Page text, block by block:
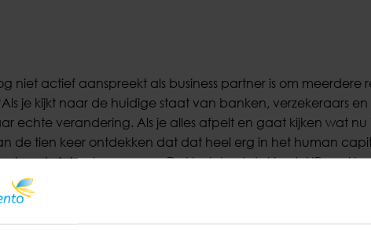
niet actief aanspreekt als business partner is om
je kijkt naar de huidige staat van banken, verzekeraars
echte verandering. Als je alles afpelt en gaat kijken wat
de tien keer ontdekken dat dat heel erg in het human
niet zo benoemen. Dat betekent dat je als HR veel
Je zult de verbinding moeten leggen dat belang van
inzichtelijk moeten maken.”